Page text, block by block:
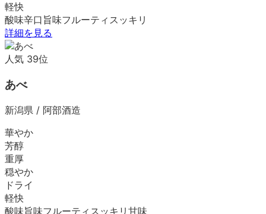
軽快
酸味辛口 旨味フルーティ スッキリ
詳細を見る
人気 39位
あべ
新潟県 / 阿部酒造
華やか
芳醇
重厚
穏やか
ドライ
軽快
酸味旨味フルーティ スッキリ 甘味